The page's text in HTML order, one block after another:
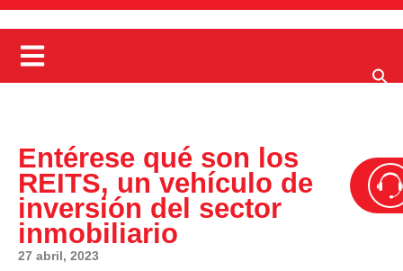
Entérese qué son los
REITS, un vehículo de
inversión del sector
inmobiliario
27 abril, 2023